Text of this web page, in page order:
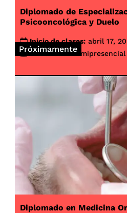
Próximamente
Diplomado de
Psicooncológica y Duelo
Inicio de clases: abril 17,
Modalidad: Semipresencial
Diplomado en Medicina